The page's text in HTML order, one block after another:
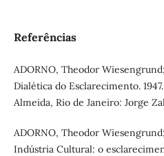
Referências
ADORNO, Theodor
Dialética do Esclarecimento.
Almeida, Rio de Janeiro: Jorge
ADORNO, Theodor
Indústria Cultural: o